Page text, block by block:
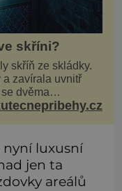
skříni?
skříň ze skládky.
a zavírala uvnitř
dvěma
si náš byt. Skoro
nyní luxusní
jen ta
areálů